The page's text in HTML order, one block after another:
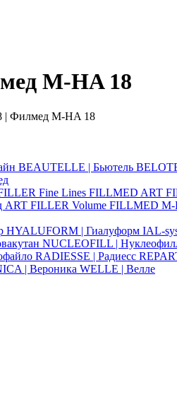
M-HA 18
| Филмед M-HA 18
BEAUTELLE | Бьютель
Fine Lines FILLMED ART
FILLER Volume FILLMED M-
HYALUFORM | Гиалуформ IAL-
NUCLEOFILL |
RADIESSE | Радиесс
| Вероника WELLE | Велле